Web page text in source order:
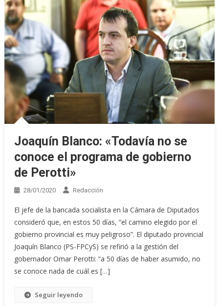
Joaquín Blanco: «Todavía no se
conoce el programa de gobierno
de Perotti»
28/01/2020 Redacción
El jefe de la bancada socialista en la Cámara de Diputados
consideró que, en estos 50 días, “el camino elegido por el
gobierno provincial es muy peligroso”. El diputado provincial
Joaquín Blanco (PS-FPCyS) se refirió a la gestión del
gobernador Omar Perotti: “a 50 días de haber asumido, no
se conoce nada de cuál es […]
Seguir leyendo